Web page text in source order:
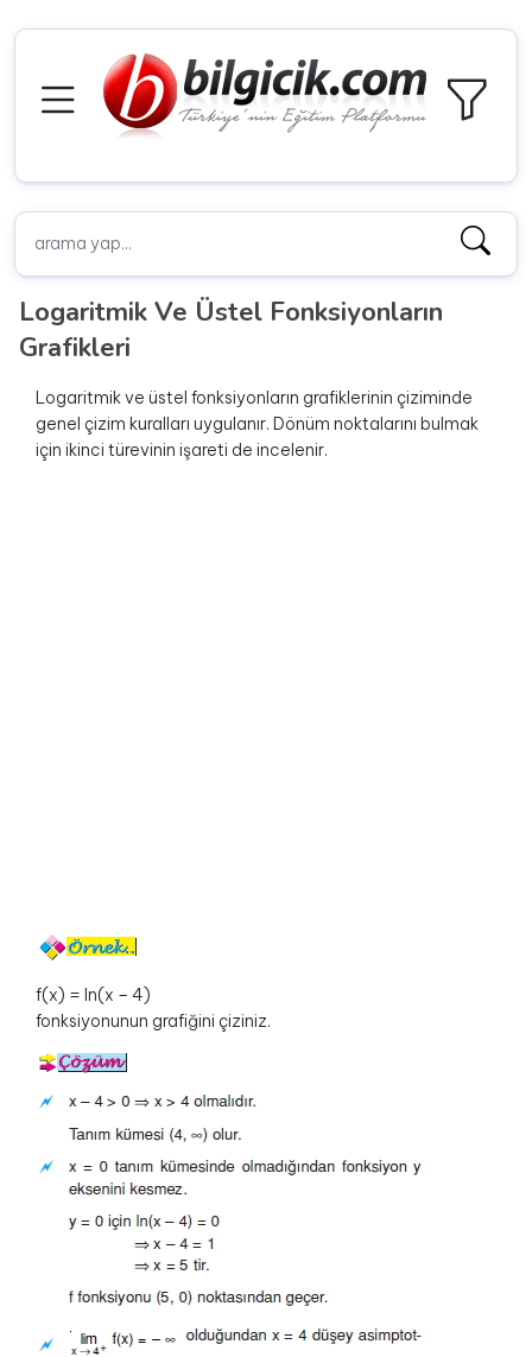
Logaritmik Ve Üstel Fonksiyonların
Grafikleri
Logaritmik ve üstel fonksiyonların grafiklerinin çiziminde
genel çizim kuralları uygulanır. Dönüm noktalarını bulmak
için ikinci türevinin işareti de incelenir.
f(x) = ln(x – 4)
fonksiyonunun grafiğini çiziniz.